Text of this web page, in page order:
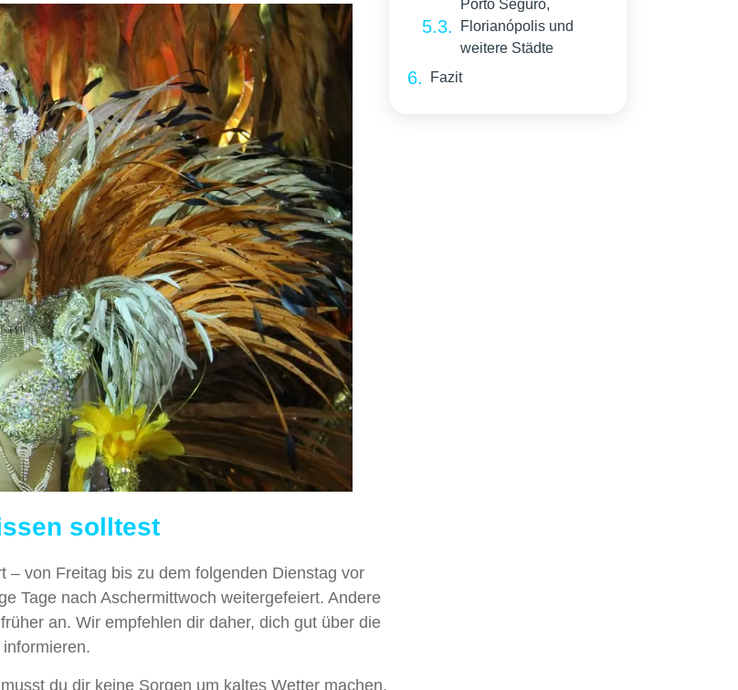
solltest
– von Freitag bis zu dem folgenden Dienstag vor
Tage nach Aschermittwoch weitergefeiert. Andere
an. Wir empfehlen dir daher, dich gut über die
du dir keine Sorgen um kaltes Wetter machen.
Porto Seguro,
Florianópolis und
weitere Städte
Fazit